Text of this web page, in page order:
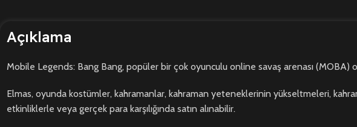
Açıklama
Mobile Legends: Bang Bang, popüler bir çok oyunculu online savaş arenası (MOBA)
Elmas, oyunda kostümler, kahramanlar, kahraman yeteneklerinin yükseltmeleri,
etkinliklerle veya gerçek para karşılığında satın alınabilir.